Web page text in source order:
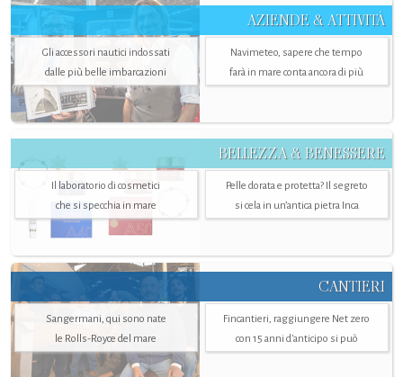
AZIENDE & ATTIVITÀ
Gli accessori nautici indossati
dalle più belle imbarcazioni
Navimeteo, sapere che tempo
farà in mare conta ancora di più
BELLEZZA & BENESSERE
Il laboratorio di cosmetici
che si specchia in mare
Pelle dorata e protetta? Il segreto
si cela in un’antica pietra Inca
CANTIERI
Sangermani, qui sono nate
le Rolls-Royce del mare
Fincantieri, raggiungere Net zero
con 15 anni d'anticipo si può